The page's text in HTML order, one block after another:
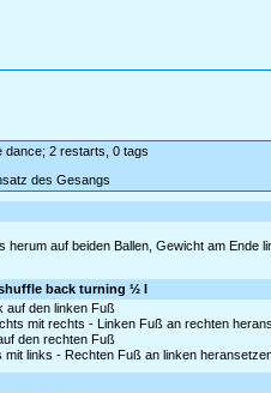
dance; 2 restarts, 0 tags
des Gesangs
auf beiden Ballen, Gewicht am Ende
back turning ½ l
auf den linken Fuß
mit rechts - Linken Fuß an rechten
den rechten Fuß
links - Rechten Fuß an linken